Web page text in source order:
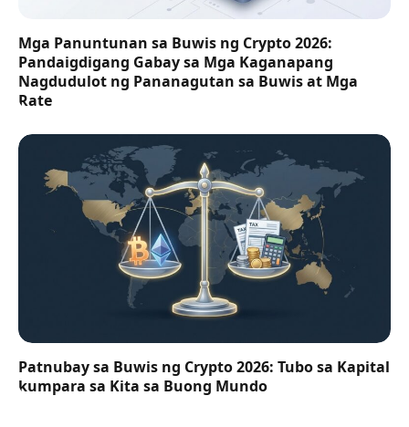
Mga Panuntunan sa Buwis ng Crypto 2026:
Pandaigdigang Gabay sa Mga Kaganapang
Nagdudulot ng Pananagutan sa Buwis at Mga
Rate
Patnubay sa Buwis ng Crypto 2026: Tubo sa Kapital
kumpara sa Kita sa Buong Mundo